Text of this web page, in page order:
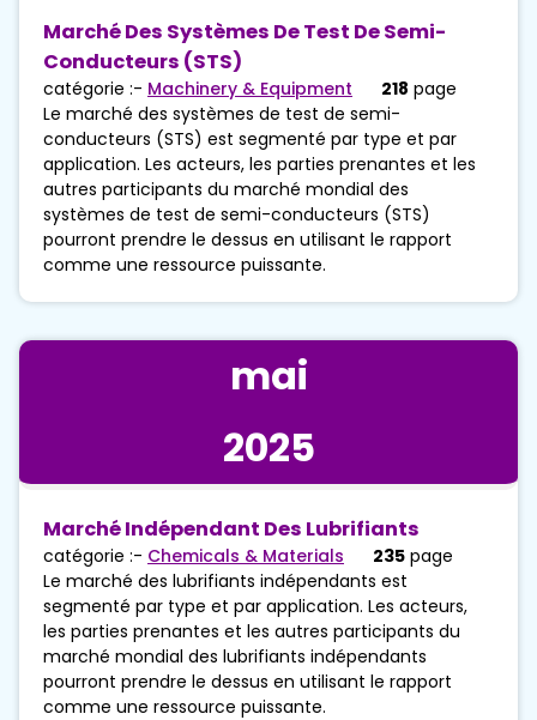
Marché Des Systèmes De Test De Semi-
Conducteurs (STS)
catégorie :- Machinery & Equipment 218 page
Le marché des systèmes de test de semi-
conducteurs (STS) est segmenté par type et par
application. Les acteurs, les parties prenantes et les
autres participants du marché mondial des
systèmes de test de semi-conducteurs (STS)
pourront prendre le dessus en utilisant le rapport
comme une ressource puissante.
mai
2025
Marché Indépendant Des Lubrifiants
catégorie :- Chemicals & Materials 235 page
Le marché des lubrifiants indépendants est
segmenté par type et par application. Les acteurs,
les parties prenantes et les autres participants du
marché mondial des lubrifiants indépendants
pourront prendre le dessus en utilisant le rapport
comme une ressource puissante.